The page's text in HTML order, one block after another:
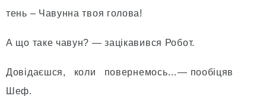
тень – Чавунна твоя голова!
А що таке чавун? — зацікавився Робот.
Довідаєшся, коли повернемось…— пообіцяв
Шеф.